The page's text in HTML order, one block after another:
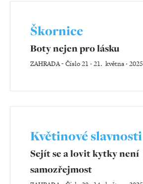
Škornice
Boty nejen pro lásku
ZAHRADA-Číslo 21 ‧ 21. května ‧ 2025
Květinové slavnosti
Sejít se a lovit kytky není
samozřejmost